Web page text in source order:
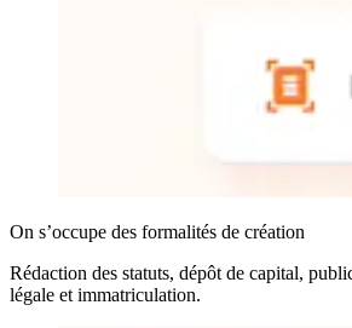
On s’occupe des formalités de création
Rédaction des statuts, dépôt de capital,
légale et immatriculation.